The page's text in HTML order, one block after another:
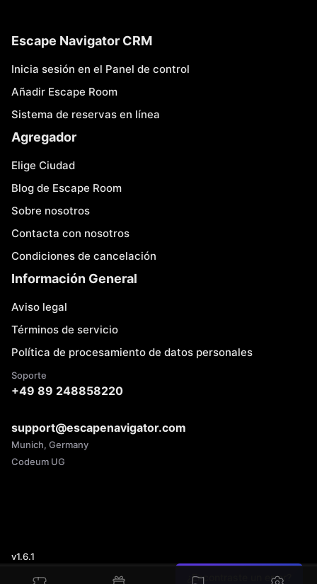
¿Encontraste un error?
Escape Navigator CRM
Inicia sesión en el Panel de control
Añadir Escape Room
Sistema de reservas en línea
Agregador
Elige Ciudad
Blog de Escape Room
Sobre nosotros
Contacta con nosotros
Condiciones de cancelación
Información General
Aviso legal
Términos de servicio
Política de procesamiento de datos personales
Soporte
+49 89 248858220
support@escapenavigator.com
Munich, Germany
Codeum UG
v1.6.1